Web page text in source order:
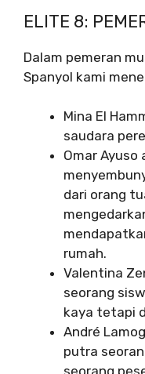
ELITE 8:
Dalam pemeran
Spanyol kami
Mina El
saudara
Omar Ayuso
dari orang
rumah.
Valentina
seorang
kaya tetapi
André
putra
seorang